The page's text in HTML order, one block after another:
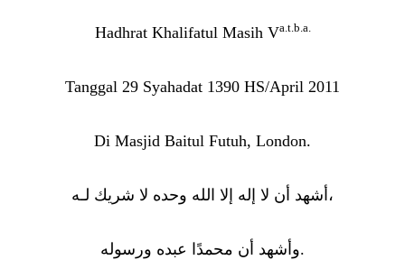
Hadhrat Khalifatul Masih Va.t.b.a.
Tanggal 29 Syahadat 1390 HS/April 2011
Di Masjid Baitul Futuh, London.
أشهد أن لا إله إلا الله وحده لا شريك لـه،
وأشهد أن محمدًا عبده ورسوله.